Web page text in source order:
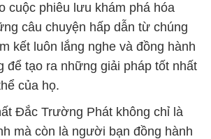
cuộc phiêu lưu khám phá hóa
câu chuyện hấp dẫn từ chúng
kết luôn lắng nghe và đồng hành
để tạo ra những giải pháp tốt nhất
của họ.
Đắc Trường Phát không chỉ là
mà còn là người bạn đồng hành